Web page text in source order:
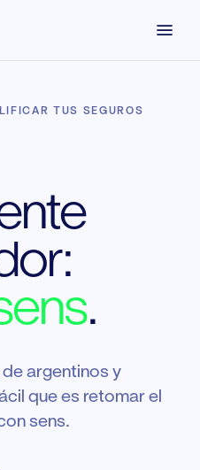
TUS SEGUROS
.
argentinos y
que es retomar el
sens.